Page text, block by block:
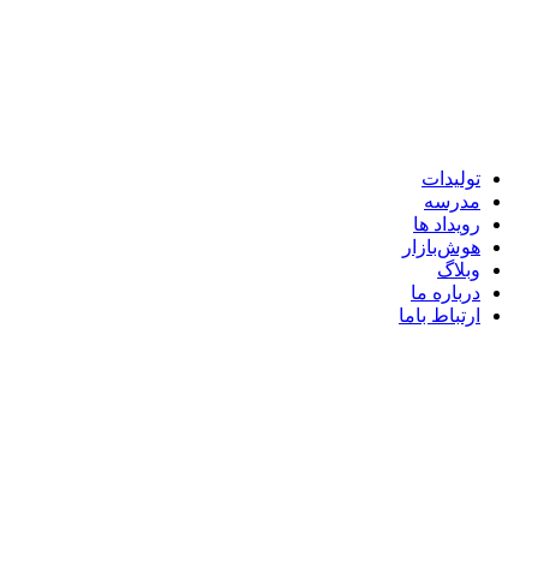
تولیدات
مدرسه
رویداد ها
هوش‌بازار
وبلاگ
درباره ما
ارتباط باما